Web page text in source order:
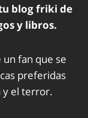
blog friki de
y libros.
fan que se
preferidas
y el terror.